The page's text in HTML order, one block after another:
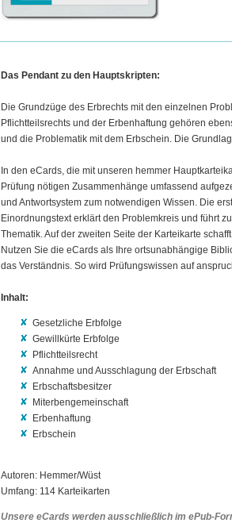
Das Pendant zu den Hauptskripten:
Die Grundzüge des Erbrechts mit den einzelnen
Pflichtteilsrechts und der Erbenhaftung gehören
und die Problematik mit dem Erbschein. Die
In den eCards, die mit unseren hemmer
Prüfung nötigen Zusammenhänge umfassend
und Antwortsystem zum notwendigen Wissen. Die
Einordnungstext erklärt den Problemkreis und führt
Thematik. Auf der zweiten Seite der Karteikarte
Nutzen Sie die eCards als Ihre ortsunabhängige
das Verständnis. So wird Prüfungswissen auf
Inhalt:
Gesetzliche Erbfolge
Gewillkürte Erbfolge
Pflichtteilsrecht
Annahme und Ausschlagung der Erbschaft
Erbschaftsbesitzer
Miterbengemeinschaft
Erbenhaftung
Erbschein
Autoren: Hemmer/Wüst
Umfang: 114 Karteikarten
Unsere eCards werden ausschließlich im ePub-